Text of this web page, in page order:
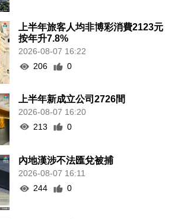
上半年旅客人均非博彩消費2123元
按年升7.8%
2026-08-07 16:22
206
0
上半年新成立公司2726間
2026-08-07 16:20
213
0
內地漢涉不法匯兌被捕
2026-08-07 16:11
244
0